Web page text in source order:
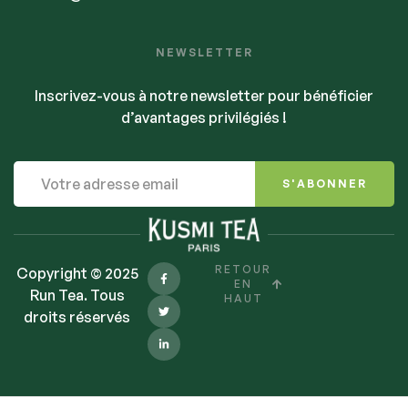
NEWSLETTER
Inscrivez-vous à notre newsletter pour bénéficier
d’avantages privilégiés !
S'ABONNER
Copyright © 2025
Run Tea. Tous
droits réservés
RETOUR
EN
HAUT